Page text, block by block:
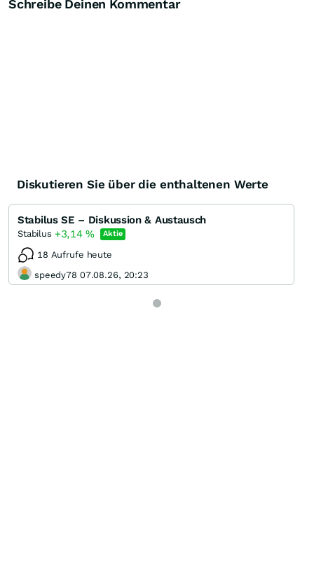
Schreibe Deinen Kommentar
Diskutieren Sie über die enthaltenen Werte
Stabilus SE – Diskussion & Austausch
Stabilus +3,14% Aktie
18 Aufrufe heute
speedy78 07.08.26, 20:23